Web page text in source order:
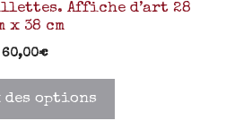
Affiche d’art 28
x 38 cm
60,00€
des options